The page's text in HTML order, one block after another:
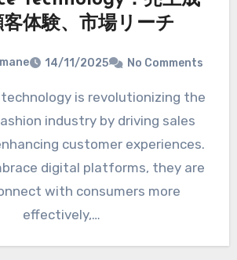
体験、市場リーチ
14/11/2025 No Comments
industry by driving sales
customer experiences.
digital platforms, they are
with consumers more
effectively,…